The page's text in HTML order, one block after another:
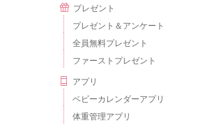
プレゼント
プレゼント＆アンケート
全員無料プレゼント
ファーストプレゼント
アプリ
ベビーカレンダーアプリ
体重管理アプリ